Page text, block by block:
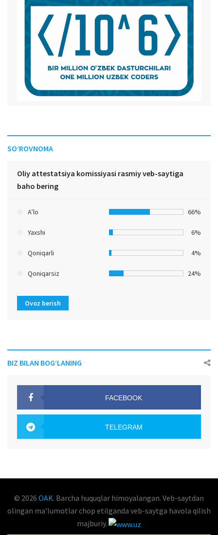
SO‘ROVNOMA
Oliy attestatsiya komissiyasi rasmiy veb-saytiga
baho bering
A’lo 66%
Yaxshi 6%
Qoniqarli 4%
Qoniqarsiz 24%
Ovoz berish
BIZ BILAN BOG‘LANING
FACEBOOK
TELEGRAM
© 2026 OAK. Barcha huquqlar himoyalangan. Veb-saytdan
olingan maʼlumotlar chop etilganda veb-saytga havola qilish
majburiy.